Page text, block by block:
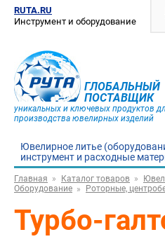
RUTA.RU
Инструмент и оборудование
ГЛОБАЛЬНЫЙ
ПОСТАВЩИК
уникальных и ключевых продуктов
производства ювелирных изделий
Ювелирное литье
инструмент и расходные
Главная Каталог товаров
Оборудование
Роторные,
Турбо-